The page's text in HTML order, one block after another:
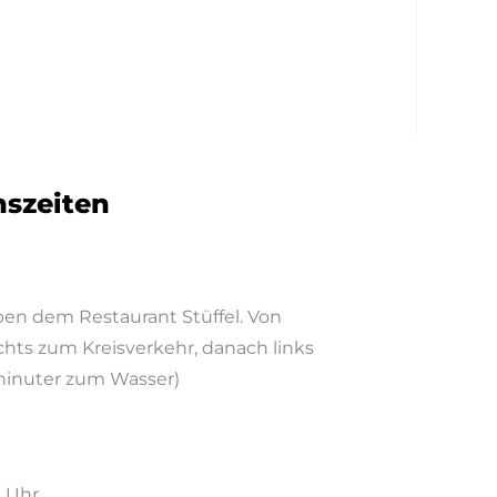
dem Restaurant Stüffel. Von
zum Kreisverkehr, danach links
zum Wasser)